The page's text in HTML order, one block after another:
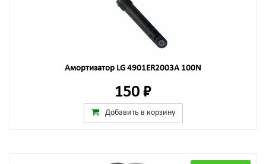
Амортизатор LG 4901ER2003A 100N
150 ₽
Добавить в корзину